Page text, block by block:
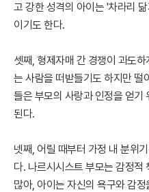
고 강한 성격의 아이는 '차라리
이기도 한다.
셋째, 형제자매 간 경쟁이 과도
는 사람을 떠받들기도 하지만 떨
들은 부모의 사랑과 인정을 얻기
된다.
넷째, 어릴 때부터 가정 내 분위
다. 나르시시스트 부모는 감정적
많아, 아이는 자신의 욕구와 감